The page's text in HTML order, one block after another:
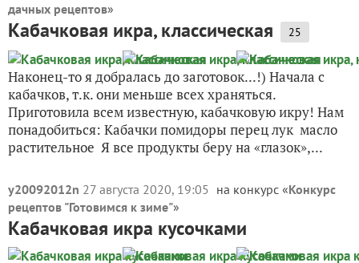
дачных рецептов»
Кабачковая икра, классическая 25
Наконец-то я добралась до заготовок...!) Начала с
кабачков, т.к. они меньше всех храняться.
Приготовила всем известную, кабачковую икру! Нам
понадобиться: Кабачки помидоры перец лук масло
растительное Я все продукты беру на «глазок»,...
y20092012n 27 августа 2020, 19:05 на конкурс «Конкурс
рецептов "Готовимся к зиме"»
Кабачковая икра кусочками